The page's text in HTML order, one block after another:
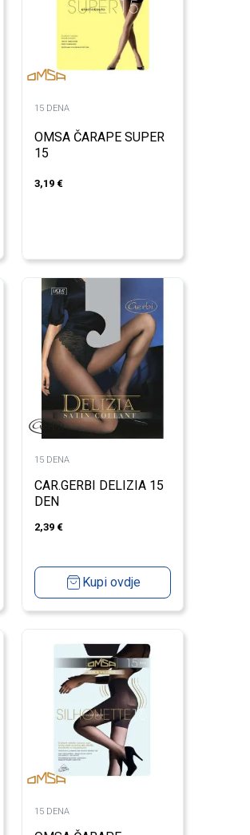
15 DENA
OMSA ČARAPE SUPER
15
3,19 €
15 DENA
CAR.GERBI DELIZIA 15
DEN
2,39 €
Kupi ovdje
15 DENA